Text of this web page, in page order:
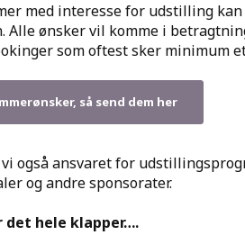
med interesse for udstilling
Alle ønsker vil komme i
som oftest sker minimum
så send dem her
også ansvaret for
og andre sponsorater.
det hele klapper….